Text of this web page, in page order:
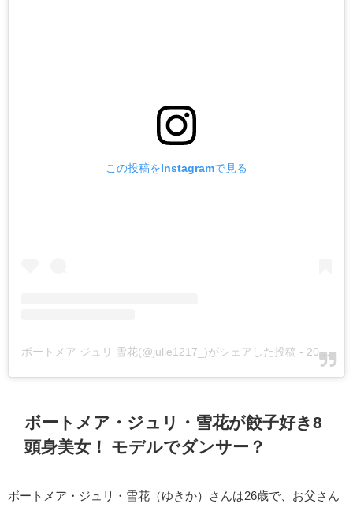
この投稿をInstagramで見る
ボートメア ジュリ 雪花(@julie1217_)がシェアした投稿 - 2020年 1月月6日午前4時15分PST
ボートメア・ジュリ・雪花が餃子好き8
頭身美女！ モデルでダンサー？
ボートメア・ジュリ・雪花（ゆきか）さんは26歳で、お父さん